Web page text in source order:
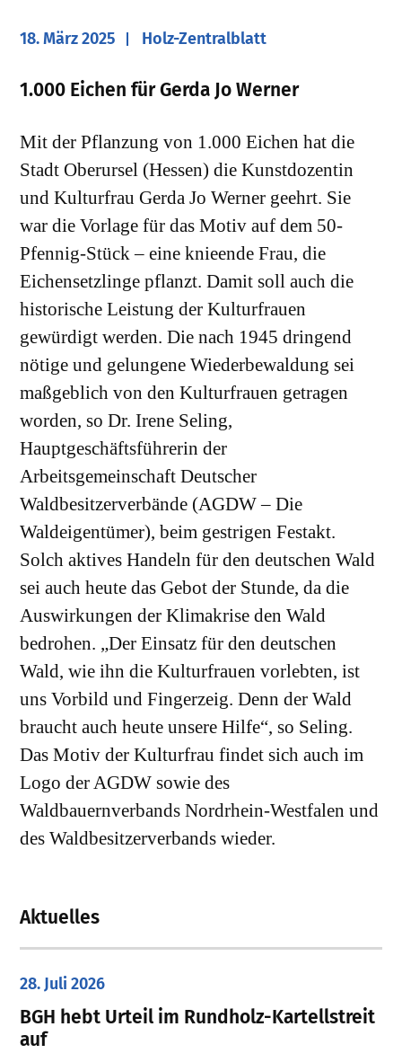
18. März 2025 Holz-Zentralblatt
​1.000 Eichen für Gerda Jo Werner
Mit der Pflanzung von 1.000 Eichen hat die
Stadt Oberursel (Hessen) die Kunstdozentin
und Kulturfrau Gerda Jo Werner geehrt. Sie
war die Vorlage für das Motiv auf dem 50-
Pfennig-Stück – eine knieende Frau, die
Eichensetzlinge pflanzt. Damit soll auch die
historische Leistung der Kulturfrauen
gewürdigt werden. Die nach 1945 dringend
nötige und gelungene Wiederbewaldung sei
maßgeblich von den Kulturfrauen getragen
worden, so Dr. Irene Seling,
Hauptgeschäftsführerin der
Arbeitsgemeinschaft Deutscher
Waldbesitzerverbände (AGDW – Die
Waldeigentümer), beim gestrigen Festakt.
Solch aktives Handeln für den deutschen Wald
sei auch heute das Gebot der Stunde, da die
Auswirkungen der Klimakrise den Wald
bedrohen. „Der Einsatz für den deutschen
Wald, wie ihn die Kulturfrauen vorlebten, ist
uns Vorbild und Fingerzeig. Denn der Wald
braucht auch heute unsere Hilfe“, so Seling.
Das Motiv der Kulturfrau findet sich auch im
Logo der AGDW sowie des
Waldbauernverbands Nordrhein-Westfalen und
des Waldbesitzerverbands wieder.
Aktuelles
28. Juli 2026
​BGH hebt Urteil im Rundholz-Kartellstreit
auf